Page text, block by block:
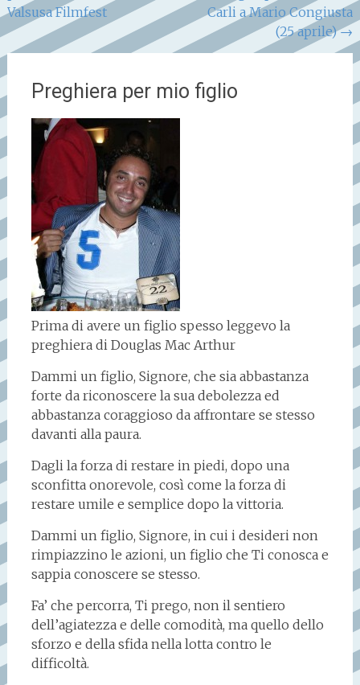
Valsusa Filmfest
Carli a Mario Congiusta
(25 aprile)→
Preghiera per mio figlio
Prima di avere un figlio spesso leggevo la
preghiera di Douglas Mac Arthur
Dammi un figlio, Signore, che sia abbastanza
forte da riconoscere la sua debolezza ed
abbastanza coraggioso da affrontare se stesso
davanti alla paura.
Dagli la forza di restare in piedi, dopo una
sconfitta onorevole, così come la forza di
restare umile e semplice dopo la vittoria.
Dammi un figlio, Signore, in cui i desideri non
rimpiazzino le azioni, un figlio che Ti conosca e
sappia conoscere se stesso.
Fa’ che percorra, Ti prego, non il sentiero
dell’agiatezza e delle comodità, ma quello dello
sforzo e della sfida nella lotta contro le
difficoltà.